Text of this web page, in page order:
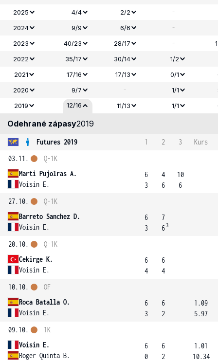
2025 4/4 2/2 -
2024
9/9 6/6 -
2023
40/23 28/17 -
2022
35/17 30/14
1/2
2021
17/16 17/13 0/1
2020
9/7 - 1/1
2019
12/16 11/13 1/1
Odehrané zápasy2019
Futures 2019 1 2 3
Kurs
03.11.
Marti Pujolras A.
Voisin E.
Q-1K
6
3
4
6
10
6
27.10.
Barreto Sanchez D.
Voisin E.
Q-1K
6
3
7
6 3
20.10.
Cekirge K.
Voisin E.
Q-1K
6
4
6
4
10.10.
Roca Batalla O.
Voisin E.
OF
6
3
6
2
1.09
5.97
09.10.
Voisin E.
Roger Quinta B.
1K
6
0
6
2
1.01
10.34